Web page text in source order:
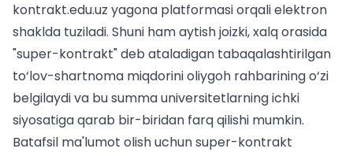
kontrakt.edu.uz yagona platformasi orqali elektron
shaklda tuziladi. Shuni ham aytish joizki, xalq orasida
"super-kontrakt" deb ataladigan tabaqalashtirilgan
to‘lov-shartnoma miqdorini oliygoh rahbarining o‘zi
belgilaydi va bu summa universitetlarning ichki
siyosatiga qarab bir-biridan farq qilishi mumkin.
Batafsil ma'lumot olish uchun super-kontrakt